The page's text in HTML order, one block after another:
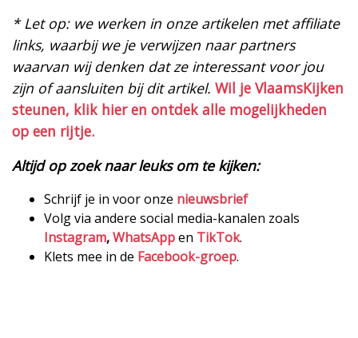
* Let op: we werken in onze artikelen met affiliate
links, waarbij we je verwijzen naar partners
waarvan wij denken dat ze interessant voor jou
zijn of aansluiten bij dit artikel. Wil je VlaamsKijken
steunen, klik hier en ontdek alle mogelijkheden
op een rijtje.
Altijd op zoek naar leuks om te kijken:
Schrijf je in voor onze nieuwsbrief
Volg via andere social media-kanalen zoals
Instagram,WhatsAppen TikTok.
Klets mee in de Facebook-groep.